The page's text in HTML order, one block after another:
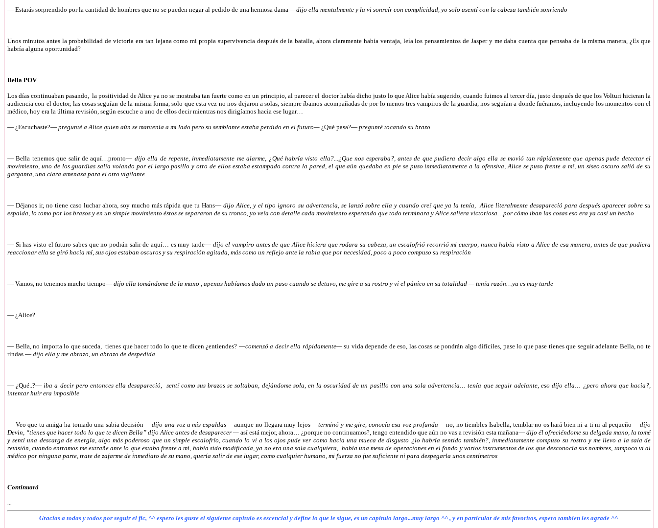
— Estarás sorprendido por la cantidad de hombres que no se pueden negar al pedido de una hermosa dama— dijo ella mentalmente y la vi sonreír con complicidad, yo solo asentí con la cabeza también sonriendo
Unos minutos antes la probabilidad de victoria era tan lejana como mi propia supervivencia después de la batalla, ahora claramente había ventaja, leía los pensamientos de Jasper y me daba cuenta que pensaba de la misma manera, ¿Es que
habría alguna oportunidad?
Bella POV
Los días continuaban pasando, la positividad de Alice ya no se mostraba tan fuerte como en un principio, al parecer el doctor había dicho justo lo que Alice había sugerido, cuando fuimos al tercer día, justo después de que los Volturi hicieran la
audiencia con el doctor, las cosas seguían de la misma forma, solo que esta vez no nos dejaron a solas, siempre íbamos acompañadas de por lo menos tres vampiros de la guardia, nos seguían a donde fuéramos, incluyendo los momentos con el
médico, hoy era la última revisión, según escuche a uno de ellos decir mientras nos dirigíamos hacia ese lugar…
— ¿Escuchaste?— pregunté a Alice quien aún se mantenía a mi lado pero su semblante estaba perdido en el futuro— ¿Qué pasa?— pregunté tocando su brazo
— Bella tenemos que salir de aquí…pronto— dijo ella de repente, inmediatamente me alarme, ¿Qué habría visto ella?...¿Que nos esperaba?, antes de que pudiera decir algo ella se movió tan rápidamente que apenas pude detectar el
movimiento, uno de los guardias salía volando por el largo pasillo y otro de ellos estaba estampado contra la pared, el que aún quedaba en pie se puso inmediatamente a la ofensiva, Alice se puso frente a mí, un siseo oscuro salió de su
garganta, una clara amenaza para el otro vigilante
— Déjanos ir, no tiene caso luchar ahora, soy mucho más rápida que tu Hans—dijo Alice, y el tipo ignoro su advertencia, se lanzó sobre ella y cuando creí que ya la tenía, Alice literalmente desapareció para después aparecer sobre su
espalda, lo tomo por los brazos y en un simple movimiento éstos se separaron de su tronco, yo veía con detalle cada movimiento esperando que todo terminara y Alice saliera victoriosa…por cómo iban las cosas eso era ya casi un hecho
— Si has visto el futuro sabes que no podrán salir de aquí… es muy tarde— dijo el vampiro antes de que Alice hiciera que rodara su cabeza, un escalofrió recorrió mi cuerpo, nunca había visto a Alice de esa manera, antes de que pudiera
reaccionar ella se giró hacia mí, sus ojos estaban oscuros y su respiración agitada, más como un reflejo ante la rabia que por necesidad, poco a poco compuso su respiración
— Vamos, no tenemos mucho tiempo— dijo ella tomándome de la mano , apenas habíamos dado un paso cuando se detuvo, me gire a su rostro y vi el pánico en su totalidad — tenía razón…ya es muy tarde
— ¿Alice?
— Bella, no importa lo que suceda, tienes que hacer todo lo que te dicen ¿entiendes? —comenzó a decir ella rápidamente—su vida depende de eso, las cosas se pondrán algo difíciles, pase lo que pase tienes que seguir adelante Bella, no te
rindas — dijo ella y me abrazo, un abrazo de despedida
— ¿Qué..?— iba a decir pero entonces ella desapareció, sentí como sus brazos se soltaban, dejándome sola, en la oscuridad de un pasillo con una sola advertencia… tenía que seguir adelante, eso dijo ella… ¿pero ahora que hacia?,
intentar huir era imposible
— Veo que tu amiga ha tomado una sabia decisión— dijo una voz a mis espaldas— aunque no llegara muy lejos—terminó y me gire, conocía esa voz profunda— no, no tiembles Isabella, temblar no os hará bien ni a ti ni al pequeño—dijo
Devin, “tienes que hacer todo lo que te dicen Bella” dijo Alice antes de desaparecer — así está mejor, ahora… ¿porque no continuamos?, tengo entendido que aún no vas a revisión esta mañana— dijo él ofreciéndome su delgada mano, la tomé
y sentí una descarga de energía, algo más poderoso que un simple escalofrío, cuando lo vi a los ojos pude ver como hacia una mueca de disgusto ¿lo habría sentido también?, inmediatamente compuso su rostro y me llevo a la sala de
revisión, cuando entramos me extrañe ante lo que estaba frente a mí, había sido modificada, ya no era una sala cualquiera, había una mesa de operaciones en el fondo y varios instrumentos de los que desconocía sus nombres, tampoco vi al
médico por ninguna parte, trate de zafarme de inmediato de su mano, quería salir de ese lugar, como cualquier humano, mi fuerza no fue suficiente ni para despegarla unos centímetros
Continuará
...
Gracias a todas y todos por seguir el fic, ^^ espero les guste el siguiente capitulo es escencial y define lo que le sigue, es un capitulo largo...muy largo ^^ , y en particular de mis favoritos, espero tambien les agrade ^^